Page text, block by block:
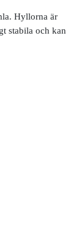
Hyllorna är
stabila och kan